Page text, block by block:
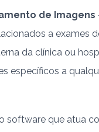
de Imagens
a exames
da clínica ou
específicos a
software que atua